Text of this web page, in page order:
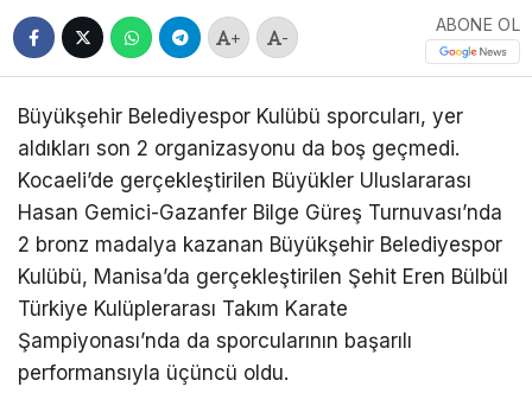
+ -
ABONE OL
Büyükşehir Belediyespor Kulübü sporcuları, yer
aldıkları son 2 organizasyonu da boş geçmedi.
Kocaeli’de gerçekleştirilen Büyükler Uluslararası
Hasan Gemici-Gazanfer Bilge Güreş Turnuvası’nda
2 bronz madalya kazanan Büyükşehir Belediyespor
Kulübü, Manisa’da gerçekleştirilen Şehit Eren Bülbül
Türkiye Kulüplerarası Takım Karate
Şampiyonası’nda da sporcularının başarılı
performansıyla üçüncü oldu.